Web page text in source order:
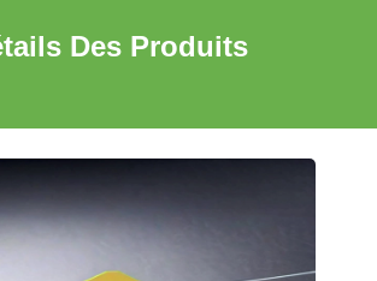
Des Produits